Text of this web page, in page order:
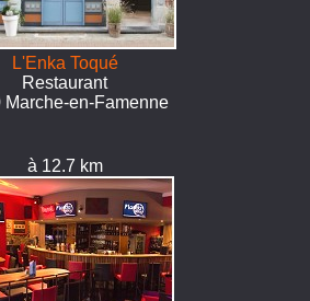
L'Enka Toqué
Restaurant
Marche-en-Famenne
à 12.7 km